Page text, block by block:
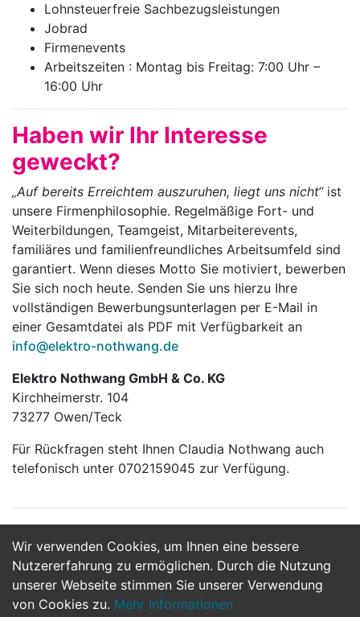
Wir verwenden Cookies, um Ihnen eine bessere
Nutzererfahrung zu ermöglichen. Durch die Nutzung
unserer Webseite stimmen Sie unserer Verwendung
von Cookies zu. Mehr Informationen
Lohnsteuerfreie Sachbezugsleistungen
Jobrad
Firmenevents
Arbeitszeiten : Montag bis Freitag: 7:00 Uhr –
16:00 Uhr
Haben wir Ihr Interesse
geweckt?
„Auf bereits Erreichtem auszuruhen, liegt uns nicht“ist
unsere Firmenphilosophie. Regelmäßige Fort- und
Weiterbildungen, Teamgeist, Mitarbeiterevents,
familiäres und familienfreundliches Arbeitsumfeld sind
garantiert. Wenn dieses Motto Sie motiviert, bewerben
Sie sich noch heute. Senden Sie uns hierzu Ihre
vollständigen Bewerbungsunterlagen per E-Mail in
einer Gesamtdatei als PDF mit Verfügbarkeit an
info@elektro-nothwang.de
Elektro Nothwang GmbH & Co. KG
Kirchheimerstr. 104
73277 Owen/Teck
Für Rückfragen steht Ihnen Claudia Nothwang auch
telefonisch unter 0702159045 zur Verfügung.
Jetzt Bewerben